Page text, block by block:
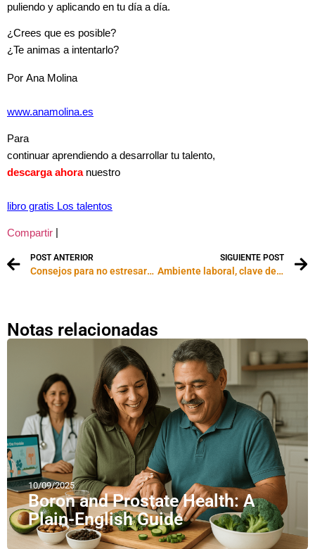
puliendo y aplicando en tu día a día.
¿Crees que es posible?
¿Te animas a intentarlo?
Por Ana Molina
www.anamolina.es
Para
continuar aprendiendo a desarrollar tu talento,
descarga ahoranuestro
libro gratis Los talentos
Compartir |
POST ANTERIOR
Consejos para no estresarnos en vacaciones
SIGUIENTE POST
Ambiente laboral, clave de una empresa productiva
Notas relacionadas
10/09/2025
Boron and Prostate Health: A
Plain-English Guide